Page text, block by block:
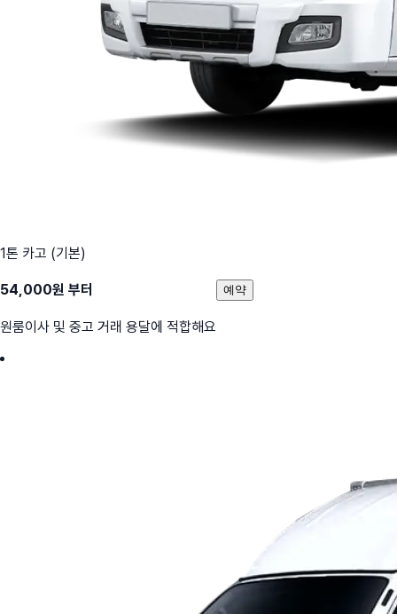
1톤 카고 (기본)
54,000원 부터
원룸이사 및 중고 거래 용달에 적합해요
예약